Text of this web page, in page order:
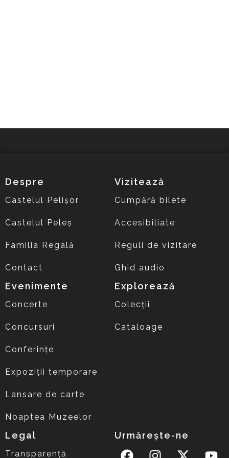
Despre
Castelul Pelișor
Castelul Peleș
Familia Regală
Contact
Vizitează
Cumpără bilete
Accesibiliate
Reguli de vizitare
Ghid audio
Evenimente
Concerte
Concursuri
Conferințe
Expoziții temporare
Lansare de carte
Noaptea Muzeelor
Explorează
Colecții
Cataloage
Legal
Transparență
Urmărește-ne